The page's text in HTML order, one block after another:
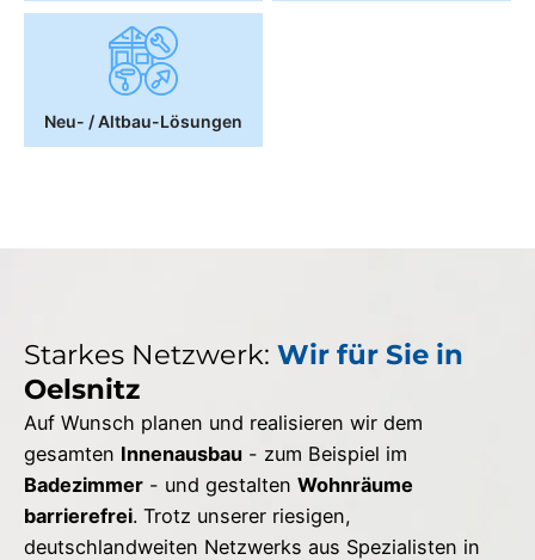
Neu- / Altbau-Lösungen
Starkes Netzwerk: Wir für Sie in
Oelsnitz
Auf Wunsch planen und realisieren wir dem
gesamten Innenausbau - zum Beispiel im
Badezimmer - und gestalten Wohnräume
barrierefrei. Trotz unserer riesigen,
deutschlandweiten Netzwerks aus Spezialisten in